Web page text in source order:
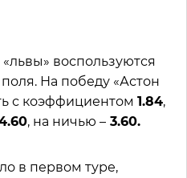
воспользуются
На победу «Астон
с коэффициентом 1.84,
, на ничью – 3.60.
в первом туре,